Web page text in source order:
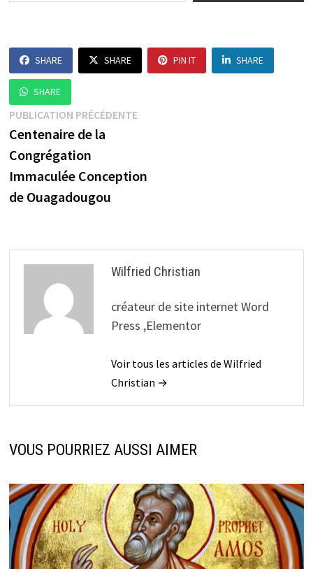
SHARE SHARE PIN IT SHARE
SHARE
Navigation
de
l’article
PUBLICATION PRÉCÉDENTEPublication
Centenaire de la
Congrégation
Immaculée Conception
de Ouagadougou
Wilfried Christian
créateur de site internet Word
Press ,Elementor
Voir tous les articles de Wilfried
Christian →
VOUS POURRIEZ AUSSI AIMER